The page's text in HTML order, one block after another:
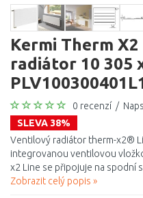
Kermi Therm
radiátor 10 305
0 recenzí /
SLEVA 38%
Ventilový radiátor therm-x2®
integrovanou ventilovou
x2 Line se připojuje na spodní
Zobrazit celý popis »